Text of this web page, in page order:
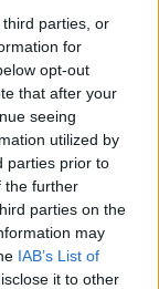
parties, or
for
opt-out
that after your
seeing
utilized by
parties prior to
the further
parties on the
may
IAB’s List of
it to other
Rogé
meg annyira
amikor a
bármire
kérik, így
nem
de mindjárt